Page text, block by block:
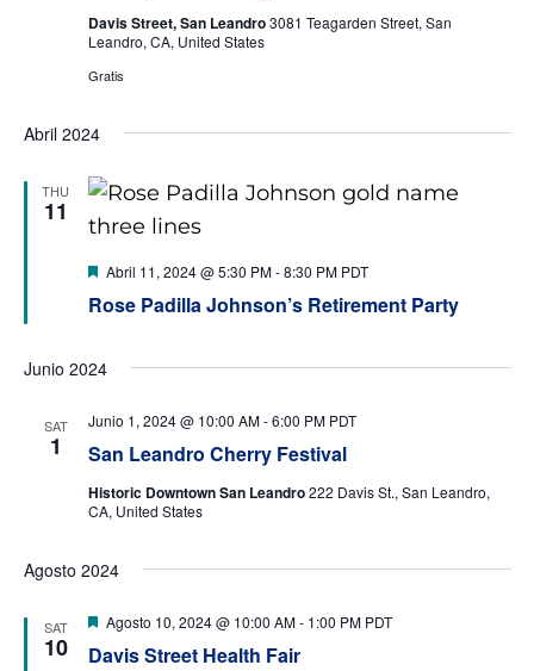
Davis Street, San Leandro3081 Teagarden Street, San
Leandro, CA, United States
Gratis
Abril 2024
THU
11
Rose Padilla Johnson’s Retirement Party
Destacado
Abril 11, 2024 @ 5:30 PM-8:30 PM PDT
Junio 2024
SAT
1 San Leandro Cherry Festival
Junio 1, 2024 @ 10:00 AM-6:00 PM PDT
Historic Downtown San Leandro222 Davis St., San Leandro,
CA, United States
Agosto 2024
SAT
10 Davis Street Health Fair
Destacado
Agosto 10, 2024 @ 10:00 AM- 1:00 PM PDT